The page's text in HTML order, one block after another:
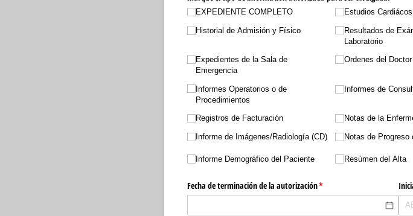
EXPEDIENTE COMPLETO
Historial de Admisión y Físico
Expedientes de la Sala de
Emergencia
Informes Operatorios o de
Procedimientos
Registros de Facturación
Informe de Imágenes/​Radiología (CD)
Informe Demográfico del Paciente
Estudios Cardiácos
Resultados de
Laboratorio
Ordenes del Doctor
Informes de
Notas de la
Notas de Progreso
Resúmen del Alta
Fecha de terminación de la autorización*
(required)